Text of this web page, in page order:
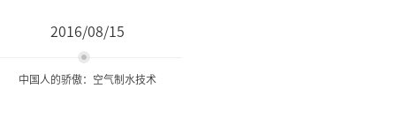
2016/08/15
中国人的骄傲：空气制水技术